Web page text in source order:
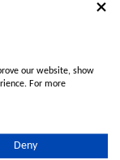
para más
our website, show
For more
Deny